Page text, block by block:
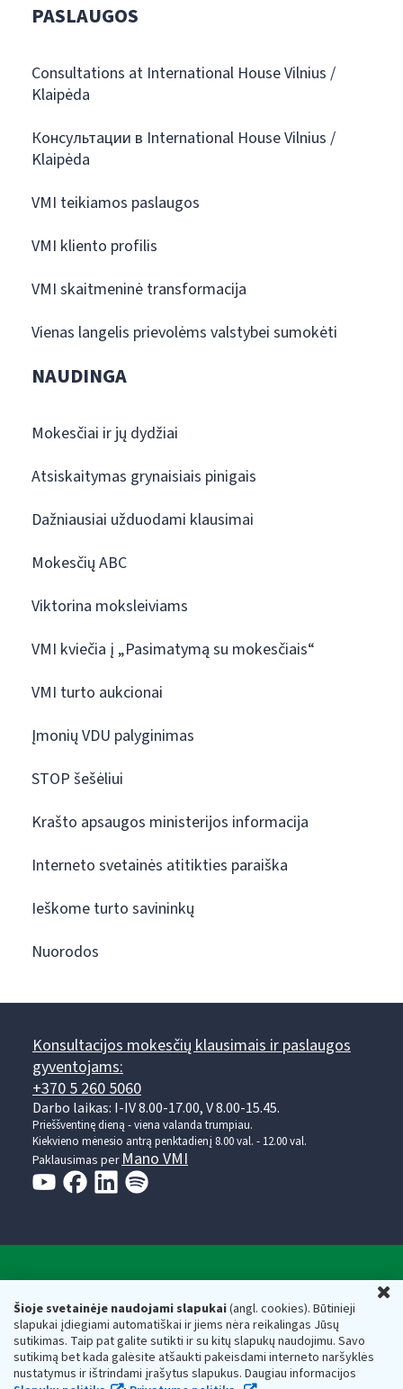
Šioje svetainėje naudojami slapukai(angl. cookies). Būtinieji
slapukai įdiegiami automatiškai ir jiems nėra reikalingas Jūsų
sutikimas. Taip pat galite sutikti ir su kitų slapukų naudojimu. Savo
sutikimą bet kada galėsite atšaukti pakeisdami interneto naršyklės
nustatymus ir ištrindami įrašytus slapukus. Daugiau informacijos
PASLAUGOS
Consultations at International House Vilnius /
Klaipėda
Консультации в International House Vilnius /
Klaipėda
VMI teikiamos paslaugos
VMI kliento profilis
VMI skaitmeninė transformacija
Vienas langelis prievolėms valstybei sumokėti
NAUDINGA
Mokesčiai ir jų dydžiai
Atsiskaitymas grynaisiais pinigais
Dažniausiai užduodami klausimai
Mokesčių ABC
Viktorina moksleiviams
VMI kviečia į „Pasimatymą su mokesčiais“
VMI turto aukcionai
Įmonių VDU palyginimas
STOP šešėliui
Krašto apsaugos ministerijos informacija
Interneto svetainės atitikties paraiška
Ieškome turto savininkų
Nuorodos
Konsultacijos mokesčių klausimais ir paslaugos
gyventojams:
+370 5 260 5060
Darbo laikas: I-IV 8.00-17.00, V 8.00-15.45.
Prieššventinę dieną - viena valanda trumpiau.
Kiekvieno mėnesio antrą penktadienį 8.00 val. - 12.00 val.
Paklausimas per Mano VMI
Respublikos finansų ministerijos
Biudžetinė įstaiga. Juridinio asmens kodas — 188659752,
adresas: Vasario 16-osios g. 14, 01107 Vilnius, Lietuva, el.paštas:
vmi@vmi.lt, E. pristatymo dėžutės adresas 188659752
Duomenys apie Valstybinę mokesčių inspekciją prie Lietuvos